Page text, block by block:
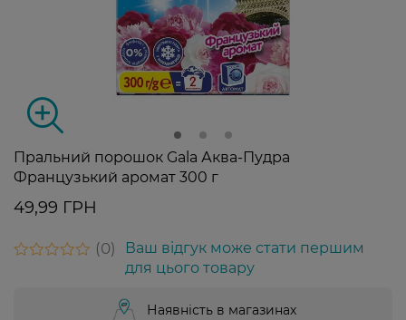
Пральний порошок Gala Аква-Пудра
Французький аромат 300 г
49,99 ГРН
0
Ваш відгук може стати першим
для цього товару
Наявність в магазинах